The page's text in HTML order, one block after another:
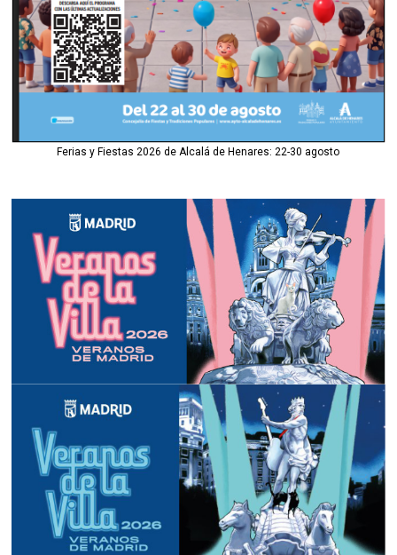
Ferias y Fiestas 2026 de Alcalá de Henares: 22-30 agosto